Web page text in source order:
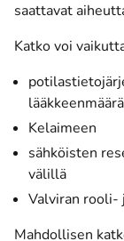
saattavat
Katko voi
Kelaimeen
sähköisten
välillä
Valviran
Mahdollisen